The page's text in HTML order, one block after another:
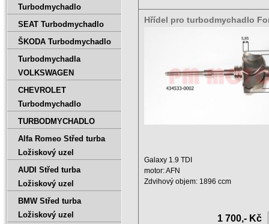
Hřídel pro turbodmychadlo
Galaxy 1.9 TDI
motor: AFN
Zdvihový objem: 1896 ccm
1 700,- Kč
Turbodmychadlo
SEAT Turbodmychadlo
ŠKODA Turbodmychadlo
Turbodmychadla
VOLKSWAGEN
CHEVROLET
Turbodmychadlo
TURBODMYCHADLO
Alfa Romeo Střed turba
Ložiskový uzel
AUDI Střed turba
Ložiskový uzel
BMW Střed turba
Ložiskový uzel